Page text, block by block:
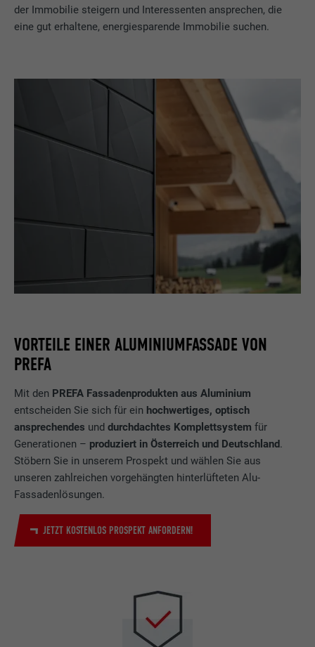
der Immobilie steigern und Interessenten ansprechen, die
eine gut erhaltene, energiesparende Immobilie suchen.
VORTEILE EINER ALUMINIUMFASSADE VON
PREFA
Mit den PREFA Fassadenprodukten aus Aluminium
entscheiden Sie sich für ein hochwertiges, optisch
ansprechendes unddurchdachtes Komplettsystem für
Generationen – produziert in Österreich und Deutschland.
Stöbern Sie in unserem Prospekt und wählen Sie aus
unseren zahlreichen vorgehängten hinterlüfteten Alu-
Fassadenlösungen.
JETZT KOSTENLOS PROSPEKT ANFORDERN!